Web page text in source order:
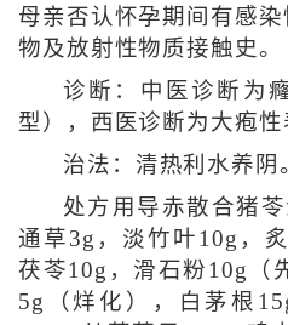
母亲否认怀孕期间有感
物及放射性物质接触史。
诊断：中医诊断为
型），西医诊断为大疱性
治法：清热利水养阴
处方用导赤散合猪
通草3g，淡竹叶10g，
茯苓10g，滑石粉10g（
5g（烊化），白茅根